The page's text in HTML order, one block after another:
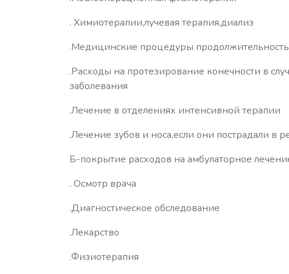
. Химиотерапии,лучевая терапия,диализ
.Медицинские процедуры
.Расходы на протезирование конечности в
заболевания
.Лечение в отделениях интенсивной терапии
.Лечение зубов и носа,если они пострадали в
Б-покрытие расходов на амбулаторное
. Осмотр врача
.Диагностическое обследование
.Лекарство
.Физиотерапия